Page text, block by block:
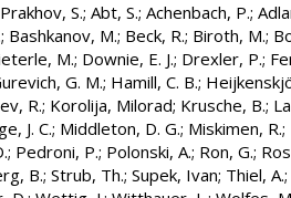
Prakhov, S.; Abt, S.; Achenbach, P.;
; Bashkanov, M.; Beck, R.; Biroth, M.;
M.; Downie, E. J.; Drexler, P.;
G. M.; Hamill, C. B.;
R.; Korolija, Milorad; Krusche, B.;
J. C.; Middleton, D. G.; Miskimen, R.;
; Pedroni, P.; Polonski, A.; Ron, G.;
B.; Strub, Th.; Supek, Ivan; Thiel, A.;